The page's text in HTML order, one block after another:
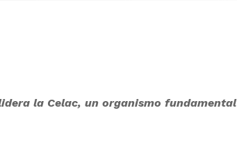
la Celac, un organismo fundamental